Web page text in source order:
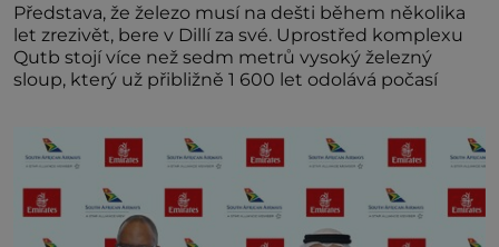
Představa, že železo musí na dešti během několika
let zrezivět, bere v Dillí za své. Uprostřed komplexu
Qutb stojí více než sedm metrů vysoký železný
sloup, který už přibližně 1 600 let odolává počasí